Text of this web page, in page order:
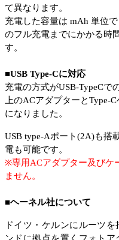
て異なります。
充電した容量は mAh 単位で
のフル充電までにかかる時
す。
■USB Type-Cに対応
充電の方式がUSB-TypeCで
上のACアダプターとType-C
になりました。
USB type-Aポート(2A)も搭
電も可能です。
※専用ACアダプター及びケ
ません。
■ヘーネル社について
ドイツ・ケルンにルーツ
ンドに拠点を置くフォト